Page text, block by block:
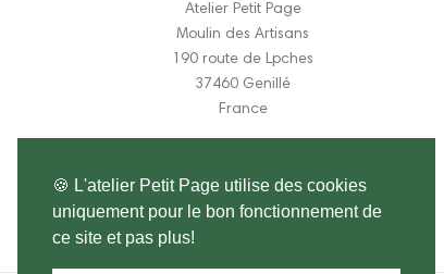
🍪 L'atelier Petit Page utilise des cookies
uniquement pour le bon fonctionnement de
ce site et pas plus!
Atelier Petit Page
Moulin des Artisans
190 route de Lpches
37460 Genillé
France
atelier.petitpage@gmail.com